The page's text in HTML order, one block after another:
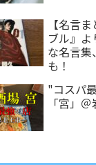
【名言
ブル』
な名言集
も！
"コスパ
「宮」